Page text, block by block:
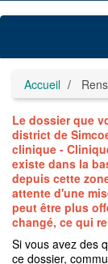
au
Accueil
Le dossier que
district de
clinique -
existe dans la
depuis cette
attente d'une
peut être plus
changé, ce qui
Si vous avez des
ce dossier,